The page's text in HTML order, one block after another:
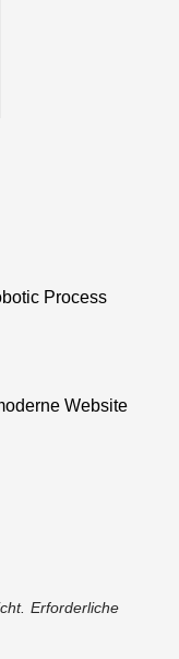
Process
Website
Erforderliche